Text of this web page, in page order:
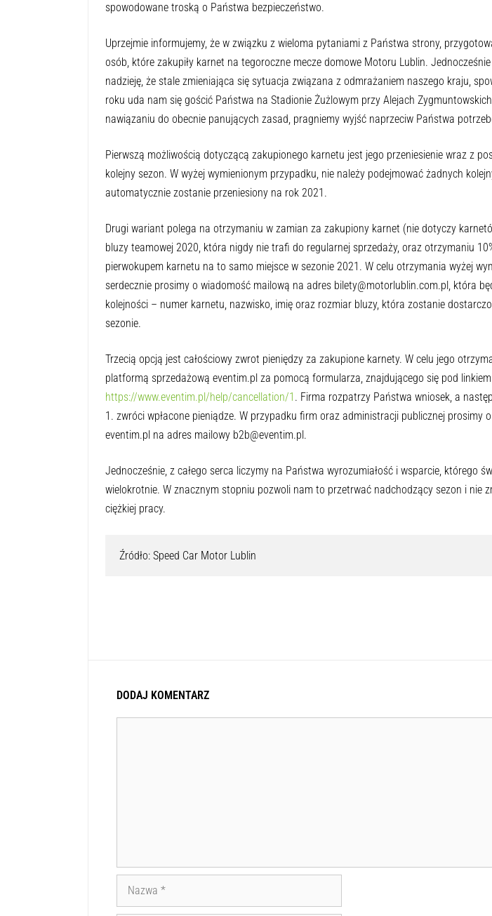
spowodowane troską o Państwa bezpieczeństwo.
Uprzejmie informujemy, że w związku z wieloma pytaniami z Państwa strony,
osób, które zakupiły karnet na tegoroczne mecze domowe Motoru Lublin.
nadzieję, że stale zmieniająca się sytuacja związana z odmrażaniem naszego kraju,
roku uda nam się gościć Państwa na Stadionie Żużlowym przy Alejach
nawiązaniu do obecnie panujących zasad, pragniemy wyjść naprzeciw Państwa
Pierwszą możliwością dotyczącą zakupionego karnetu jest jego przeniesienie wraz z
kolejny sezon. W wyżej wymienionym przypadku, nie należy podejmować żadnych
automatycznie zostanie przeniesiony na rok 2021.
Drugi wariant polega na otrzymaniu w zamian za zakupiony karnet (nie dotyczy
bluzy teamowej 2020, która nigdy nie trafi do regularnej sprzedaży, oraz otrzymaniu
pierwokupem karnetu na to samo miejsce w sezonie 2021. W celu otrzymania wyżej
serdecznie prosimy o wiadomość mailową na adres bilety@motorlublin.com.pl, która
kolejności – numer karnetu, nazwisko, imię oraz rozmiar bluzy, która zostanie
sezonie.
Trzecią opcją jest całościowy zwrot pieniędzy za zakupione karnety. W celu jego
platformą sprzedażową eventim.pl za pomocą formularza, znajdującego się pod
https://www.eventim.pl/help/cancellation/1 . Firma rozpatrzy Państwa wniosek, a
1. zwróci wpłacone pieniądze. W przypadku firm oraz administracji publicznej prosimy
eventim.pl na adres mailowy b2b@eventim.pl.
Jednocześnie, z całego serca liczymy na Państwa wyrozumiałość i wsparcie, którego
wielokrotnie. W znacznym stopniu pozwoli nam to przetrwać nadchodzący sezon i nie
ciężkiej pracy.
Źródło: Speed Car Motor Lublin
DODAJ KOMENTARZ